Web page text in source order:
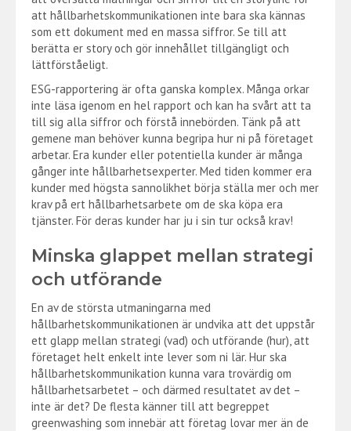
att hållbarhetskommunikationen inte bara ska kännas
som ett dokument med en massa siffror. Se till att
berätta er story och gör innehållet tillgängligt och
lättförståeligt.
ESG-rapportering är ofta ganska komplex. Många orkar
inte läsa igenom en hel rapport och kan ha svårt att ta
till sig alla siffror och förstå innebörden. Tänk på att
gemene man behöver kunna begripa hur ni på företaget
arbetar. Era kunder eller potentiella kunder är många
gånger inte hållbarhetsexperter. Med tiden kommer era
kunder med högsta sannolikhet börja ställa mer och mer
krav på ert hållbarhetsarbete om de ska köpa era
tjänster. För deras kunder har ju i sin tur också krav!
Minska glappet mellan strategi
och utförande
En av de största utmaningarna med
hållbarhetskommunikationen är undvika att det uppstår
ett glapp mellan strategi (vad) och utförande (hur), att
företaget helt enkelt inte lever som ni lär. Hur ska
hållbarhetskommunikation kunna vara trovärdig om
hållbarhetsarbetet – och därmed resultatet av det –
inte är det? De flesta känner till att begreppet
greenwashing som innebär att företag lovar mer än de